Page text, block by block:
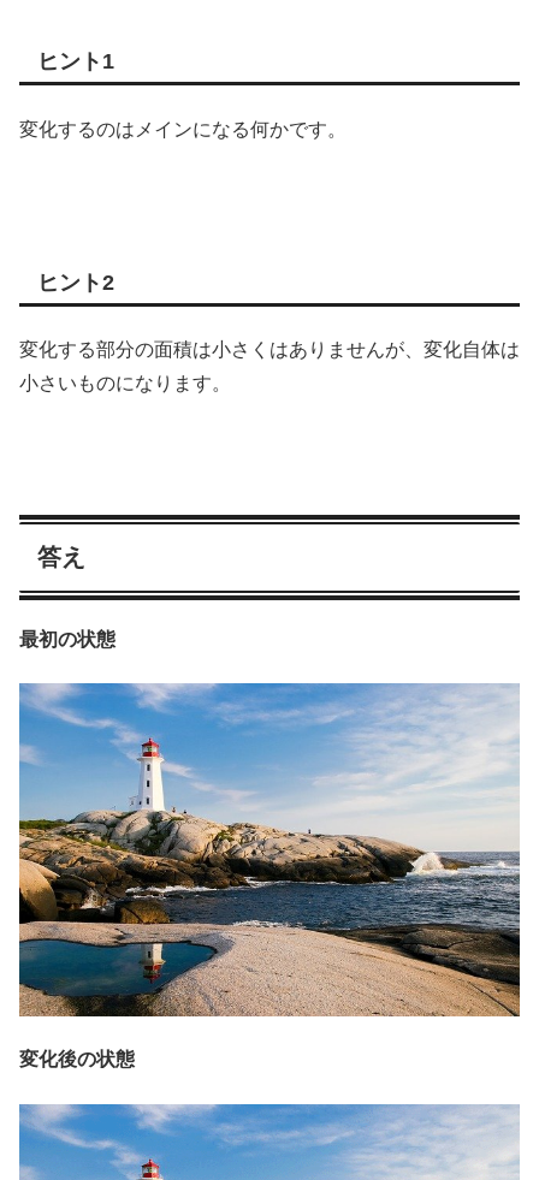
ヒント1
変化するのはメインになる何かです。
ヒント2
変化する部分の面積は小さくはありませんが、変化自体は
小さいものになります。
答え
最初の状態
変化後の状態